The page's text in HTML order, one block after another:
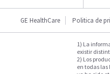
GE HealthCare Politica de
1) La
existir
2) Los
en todas